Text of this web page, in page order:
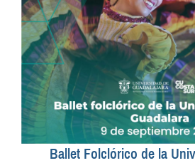
Ballet Folclórico de la
Guadalajara